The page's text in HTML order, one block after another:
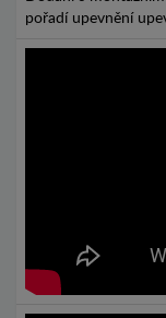
pořadí upevnění